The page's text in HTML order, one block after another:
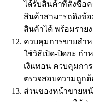
ได้รับสินค้าที่สั่งซื้อ
สินค้าสามารถดึงข้
สินค้าได้ พร้อมราย
ควบคุมการขายสำ
ใช้วิธีเปิด-ปิดกะ กำ
เงินทอน ควบคุมการ
ตรวจสอบความถูก
ส่วนของหน้าขายห